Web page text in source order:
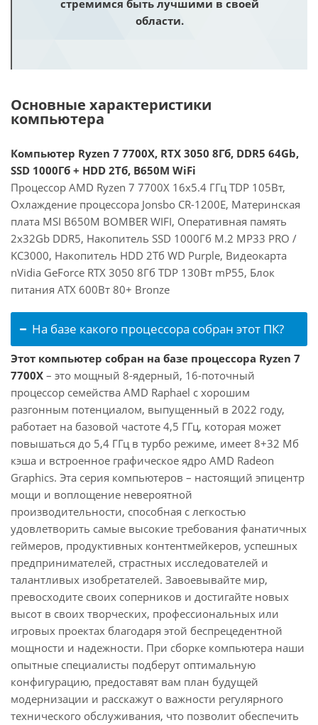
стремимся быть лучшими в своей
области.
Основные характеристики
компьютера
Компьютер Ryzen 7 7700X, RTX 3050 8Гб, DDR5 64Gb,
SSD 1000Гб + HDD 2Тб, B650M WiFi
Процессор AMD Ryzen 7 7700X 16x5.4 ГГц TDP 105Вт,
Охлаждение процессора Jonsbo CR-1200E, Материнская
плата MSI B650M BOMBER WIFI, Оперативная память
2x32Gb DDR5, Накопитель SSD 1000Гб M.2 MP33 PRO /
KC3000, Накопитель HDD 2Тб WD Purple, Видеокарта
nVidia GeForce RTX 3050 8Гб TDP 130Вт mP55, Блок
питания ATX 600Вт 80+ Bronze
На базе какого процессора собран этот ПК?
Этот компьютер собран на базе процессора Ryzen 7
7700X – это мощный 8-ядерный, 16-поточный
процессор семейства AMD Raphael с хорошим
разгонным потенциалом, выпущенный в 2022 году,
работает на базовой частоте 4,5 ГГц, которая может
повышаться до 5,4 ГГц в турбо режиме, имеет 8+32 Мб
кэша и встроенное графическое ядро AMD Radeon
Graphics. Эта серия компьютеров – настоящий эпицентр
мощи и воплощение невероятной
производительности, способная с легкостью
удовлетворить самые высокие требования фанатичных
геймеров, продуктивных контентмейкеров, успешных
предпринимателей, страстных исследователей и
талантливых изобретателей. Завоевывайте мир,
превосходите своих соперников и достигайте новых
высот в своих творческих, профессиональных или
игровых проектах благодаря этой беспрецедентной
мощности и надежности. При сборке компьютера наши
опытные специалисты подберут оптимальную
конфигурацию, предоставят вам план будущей
модернизации и расскажут о важности регулярного
технического обслуживания, что позволит обеспечить